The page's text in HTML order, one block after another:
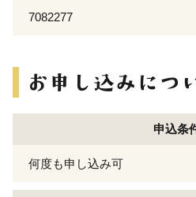
7082277
申込条
何度も申し込み可